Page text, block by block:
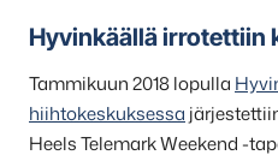
Hyvinkäällä irrotettiin
Tammikuun 2018 lopulla
hiihtokeskuksessa
Heels Telemark Weekend -